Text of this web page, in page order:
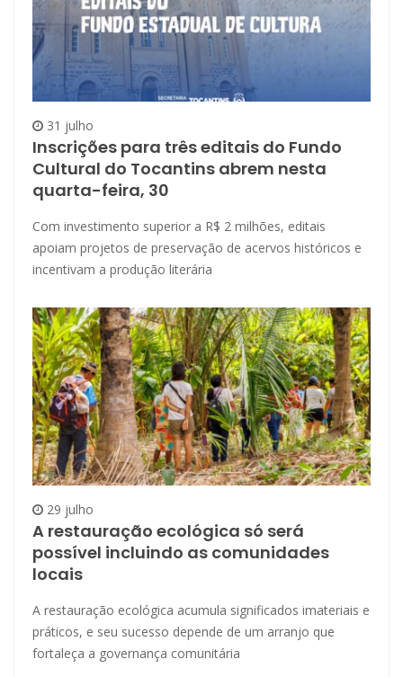
31 julho
Inscrições para três editais do Fundo
Cultural do Tocantins abrem nesta
quarta-feira, 30
Com investimento superior a R$ 2 milhões, editais
apoiam projetos de preservação de acervos históricos e
incentivam a produção literária
29 julho
A restauração ecológica só será
possível incluindo as comunidades
locais
A restauração ecológica acumula significados imateriais e
práticos, e seu sucesso depende de um arranjo que
fortaleça a governança comunitária